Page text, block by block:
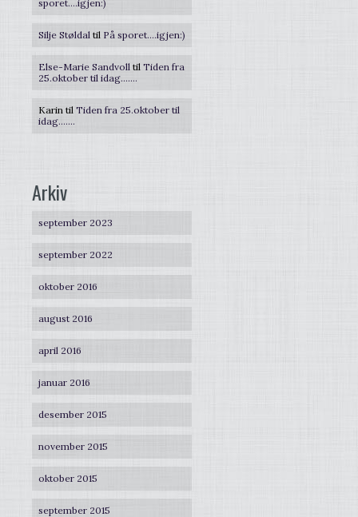
sporet….igjen:)
Silje Støldal til På sporet….igjen:)
Else-Marie Sandvoll tilTiden fra
25.oktober til idag…….
Karin tilTiden fra 25.oktober til
idag…….
Arkiv
september 2023
september 2022
oktober 2016
august 2016
april 2016
januar 2016
desember 2015
november 2015
oktober 2015
september 2015